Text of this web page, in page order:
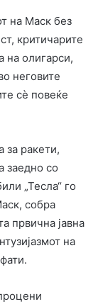
на Маск без
критичарите
на олигарси,
неговите
сè повеќе
за ракети,
заедно со
„Тесла“ го
собра
првична јавна
на